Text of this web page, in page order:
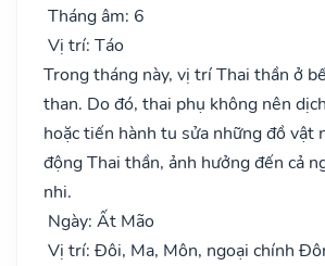
Tháng âm: 6
Vị trí: Táo
Trong tháng này, vị trí Thai thần ở
than. Do đó, thai phụ không nên
hoặc tiến hành tu sửa những đồ vật
động Thai thần, ảnh hưởng đến cả
nhi.
Ngày: Ất Mão
Vị trí: Đôi, Ma, Môn, ngoại chính